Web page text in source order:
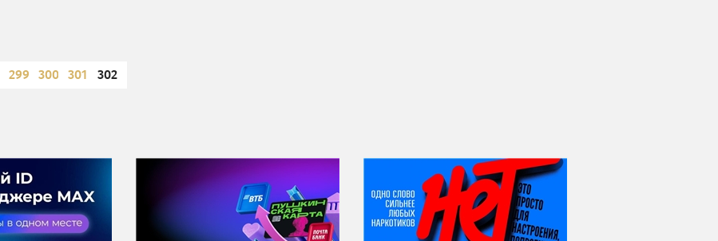
299 300 301 302
НИ ДНЯ БЕЗ ДАТЫ...
08 августа
ВСЕМИРНЫЙ ДЕНЬ
КОШЕК